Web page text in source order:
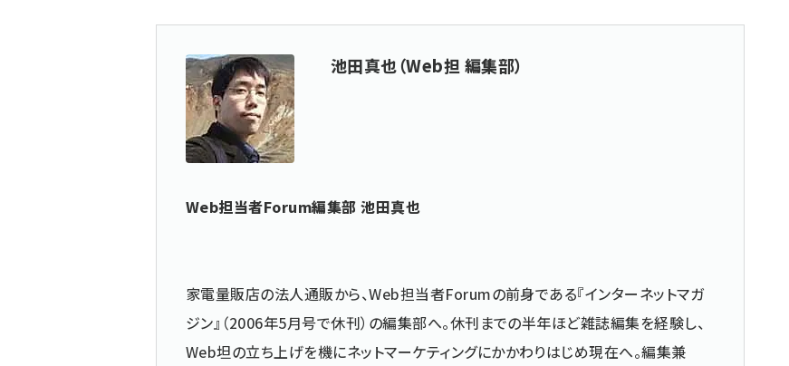
池田真也（Web担 編集部）
Web担当者Forum編集部 池田真也
家電量販店の法人通販から、Web担当者Forumの前身である『インターネットマガ
ジン』（2006年5月号で休刊）の編集部へ。休刊までの半年ほど雑誌編集を経験し、
Web坦の立ち上げを機にネットマーケティングにかかわりはじめ現在へ。編集兼